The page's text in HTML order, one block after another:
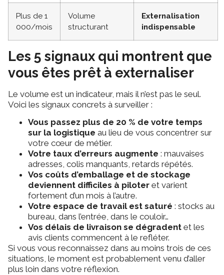
Plus de 1
000/mois
Volume
structurant
Externalisation
indispensable
Les 5 signaux qui montrent que
vous êtes prêt à externaliser
Le volume est un indicateur, mais il n’est pas le seul.
Voici les signaux concrets à surveiller :
Vous passez plus de 20 % de votre temps
sur la logistique au lieu de vous concentrer sur
votre cœur de métier.
Votre taux d’erreurs augmente : mauvaises
adresses, colis manquants, retards répétés.
Vos coûts d’emballage et de stockage
deviennent difficiles à piloter et varient
fortement d’un mois à l’autre.
Votre espace de travail est saturé : stocks au
bureau, dans l’entrée, dans le couloir…
Vos délais de livraison se dégradent et les
avis clients commencent à le refléter.
Si vous vous reconnaissez dans au moins trois de ces
situations, le moment est probablement venu d’aller
plus loin dans votre réflexion.